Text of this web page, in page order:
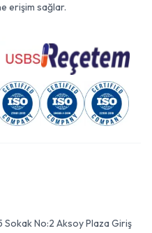
erişim sağlar.
Sokak No:2 Aksoy Plaza Giriş